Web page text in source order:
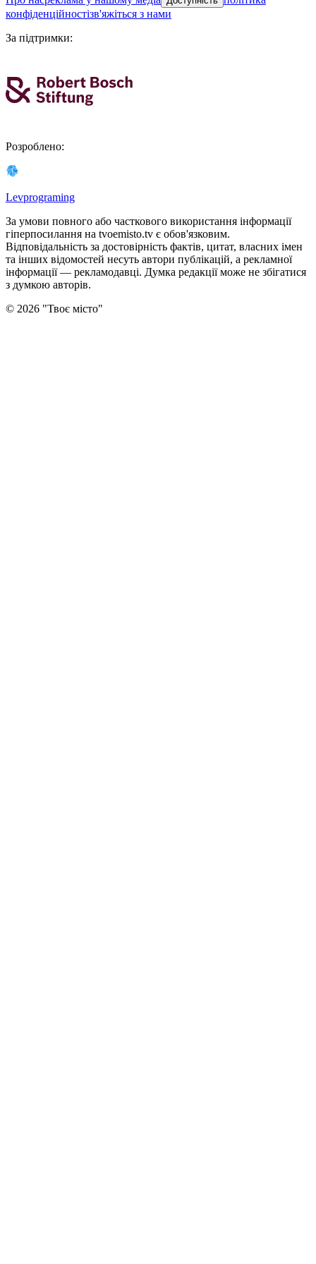
конфіденційностізв'яжіться з нами
За підтримки:
Розроблено:
Levprograming
За умови повного або часткового використання iнформацiї
гіперпосилання на tvoemisto.tv є обов'язковим.
Відповідальність за достовірність фактів, цитат, власних імен
та інших відомостей несуть автори публікацій, а рекламної
інформації — рекламодавці. Думка редакцiї може не збiгатися
з думкою авторiв.
© 2026 "Твоє місто"